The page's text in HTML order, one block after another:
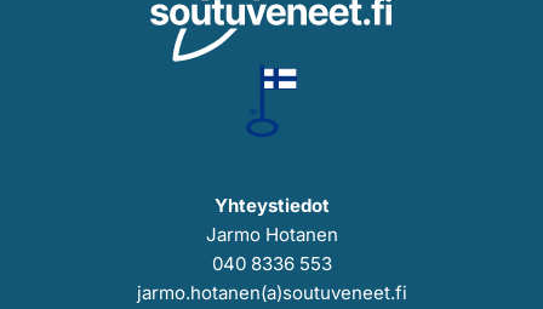
Yhteystiedot
Jarmo Hotanen
040 8336 553
jarmo.hotanen(a)soutuveneet.fi